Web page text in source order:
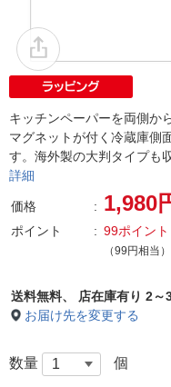
キッチンペーパーを両側か
マグネットが付く冷蔵庫側
す。海外製の大判タイプ
詳細
価格 1,980
ポイント 99ポイント
（99円相当）
送料無料、
店在庫有り 2～
お届け先を変更する
数量 個